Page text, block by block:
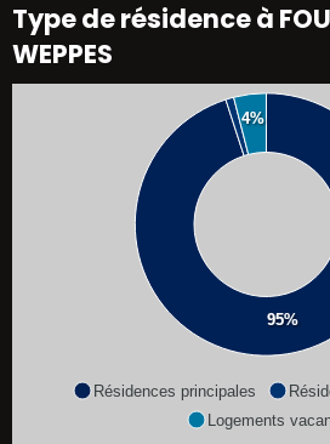
Type de résidence à
WEPPES
95%
4%
Résidences principales
Logements